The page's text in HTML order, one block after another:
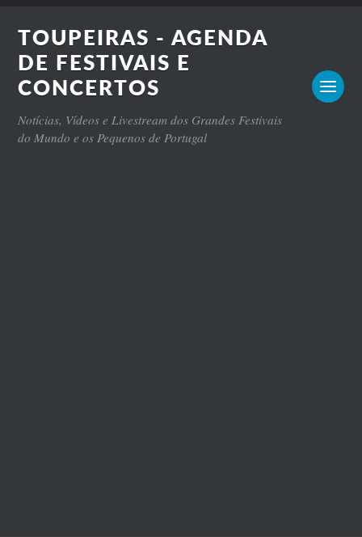
TOUPEIRAS - AGENDA
DE FESTIVAIS E
CONCERTOS
Notícias, Vídeos e Livestream dos Grandes Festivais
do Mundo e os Pequenos de Portugal